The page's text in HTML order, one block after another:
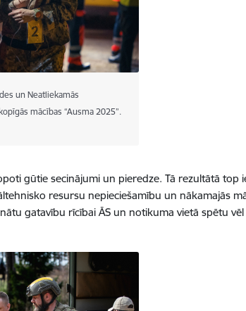
un Neatliekamās
mācības “Ausma 2025”.
gūtie secinājumi un pieredze. Tā rezultātā top
resursu nepieciešamību un nākamajās
gatavību rīcībai ĀS un notikuma vietā spētu